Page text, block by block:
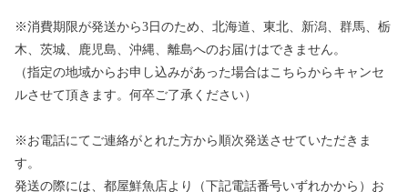
※消費期限が発送から3日のため、北海道、東北、新潟、群馬、栃
木、茨城、鹿児島、沖縄、離島へのお届けはできません。
（指定の地域からお申し込みがあった場合はこちらからキャンセ
ルさせて頂きます。何卒ご了承ください）
※お電話にてご連絡がとれた方から順次発送させていただきま
す。
発送の際には、都屋鮮魚店より（下記電話番号いずれかから）お